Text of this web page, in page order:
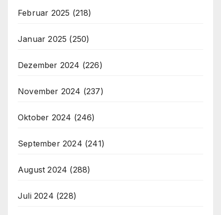
Februar 2025 (218)
Januar 2025 (250)
Dezember 2024 (226)
November 2024 (237)
Oktober 2024 (246)
September 2024 (241)
August 2024 (288)
Juli 2024 (228)